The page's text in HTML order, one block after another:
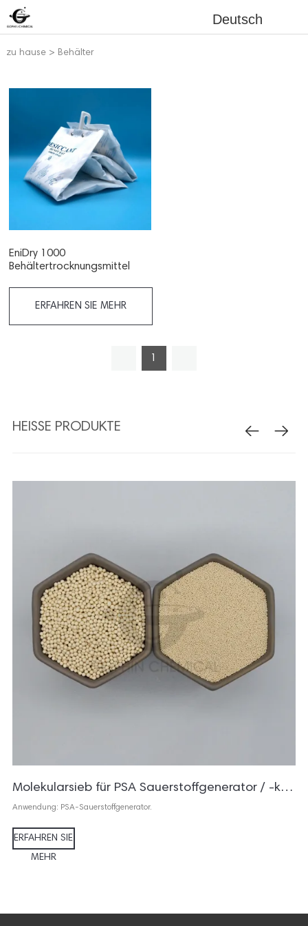
Deutsch
zu hause> Behälter
EniDry 1000
Behältertrocknungsmittel
ERFAHREN SIE MEHR
1
HEISSE PRODUKTE
Molekularsieb für PSA Sauerstoffgenerator / -konzentrator
Anwendung: PSA-Sauerstoffgenerator.
ERFAHREN SIE
MEHR